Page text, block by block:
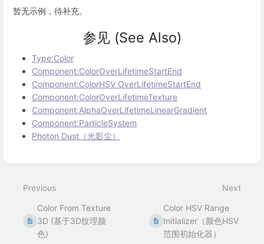
暂无示例，待补充。
参见 (See Also)
Type:Color
Component:ColorOverLifetimeStartEnd
Component:ColorHSV OverLifetimeStartEnd
Component:ColorOverLifetimeTexture
Component:AlphaOverLifetimeLinearGradient
Component:ParticleSystem
Photon Dust（光影尘）
mode
Previous
Color From Texture
3D (基于3D纹理颜
色)
Next
Color HSV Range
Initializer（颜色HSV
范围初始化器）